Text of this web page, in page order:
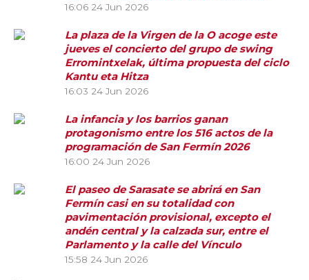
16:06 24 Jun 2026
La plaza de la Virgen de la O acoge este
jueves el concierto del grupo de swing
Erromintxelak, última propuesta del ciclo
Kantu eta Hitza
16:03 24 Jun 2026
La infancia y los barrios ganan
protagonismo entre los 516 actos de la
programación de San Fermín 2026
16:00 24 Jun 2026
El paseo de Sarasate se abrirá en San
Fermín casi en su totalidad con
pavimentación provisional, excepto el
andén central y la calzada sur, entre el
Parlamento y la calle del Vínculo
15:58 24 Jun 2026